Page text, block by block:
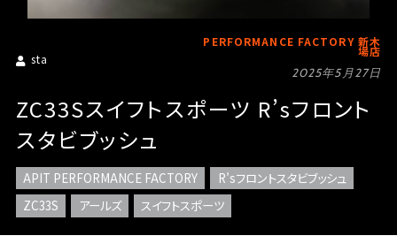
sta
PERFORMANCE FACTORY 新木
場店
2025年5月27日
ZC33Sスイフトスポーツ R’sフロント
スタビブッシュ
APIT PERFORMANCE FACTORY
R’sフロントスタビブッシュ
ZC33S
アールズ スイフトスポーツ